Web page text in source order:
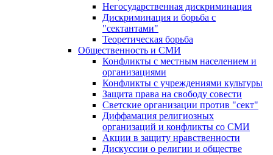
Негосударственная дискриминация
Дискриминация и борьба с
"сектантами"
Теоретическая борьба
Общественность и СМИ
Конфликты с местным населением и
организациями
Конфликты с учреждениями культуры
Защита права на свободу совести
Светские организации против "сект"
Диффамация религиозных
организаций и конфликты со СМИ
Акции в защиту нравственности
Дискуссии о религии и обществе